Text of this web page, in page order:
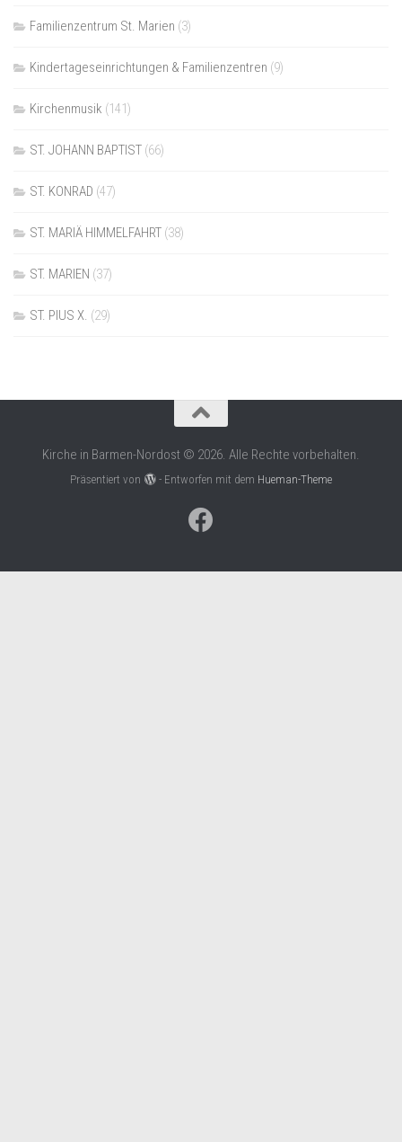
Familienzentrum St. Marien (3)
Kindertageseinrichtungen & Familienzentren (9)
Kirchenmusik (141)
ST. JOHANN BAPTIST (66)
ST. KONRAD (47)
ST. MARIÄ HIMMELFAHRT (38)
ST. MARIEN (37)
ST. PIUS X. (29)
Kirche in Barmen-Nordost © 2026. Alle Rechte vorbehalten.
Präsentiert von - Entworfen mit dem Hueman-Theme